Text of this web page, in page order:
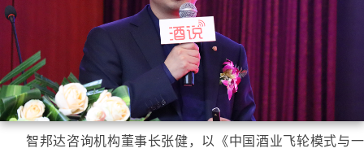
智邦达咨询机构董事长张健，以《中国酒业飞轮模式与一